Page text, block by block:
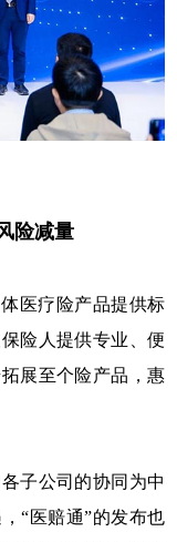
险减量
医疗险产品提供标
险人提供专业、便
展至个险产品，惠
子公司的协同为中
“医赔通”的发布也